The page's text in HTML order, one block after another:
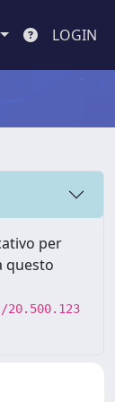
LOGIN
per
questo